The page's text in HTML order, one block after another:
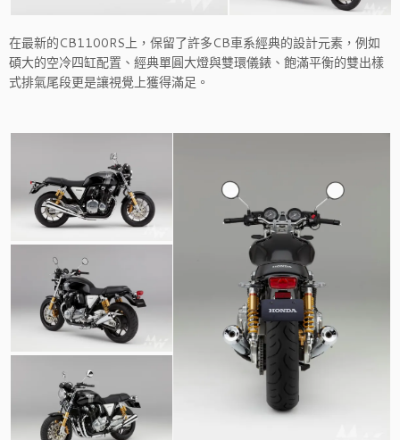
在最新的CB1100RS上，保留了許多CB車系經典的設計元素，例如
碩大的空冷四缸配置、經典單圓大燈與雙環儀錶、飽滿平衡的雙出樣
式排氣尾段更是讓視覺上獲得滿足。